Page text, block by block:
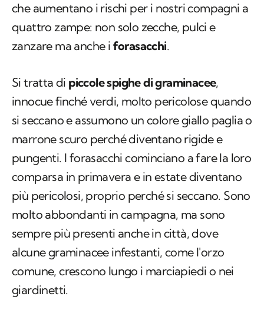
che aumentano i rischi per i nostri compagni a
quattro zampe: non solo zecche, pulci e
zanzare ma anche i forasacchi.
Si tratta di piccole spighe di graminacee,
innocue finché verdi, molto pericolose quando
si seccano e assumono un colore giallo paglia o
marrone scuro perché diventano rigide e
pungenti. I forasacchi cominciano a fare la loro
comparsa in primavera e in estate diventano
più pericolosi, proprio perché si seccano. Sono
molto abbondanti in campagna, ma sono
sempre più presenti anche in città, dove
alcune graminacee infestanti, come l'orzo
comune, crescono lungo i marciapiedi o nei
giardinetti.